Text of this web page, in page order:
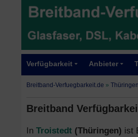
Verfügbarkeit Anbieter
Breitband-Verfuegbarkeit.de » Thüringen
Breitband
In Troistedt (Thüringen) ist